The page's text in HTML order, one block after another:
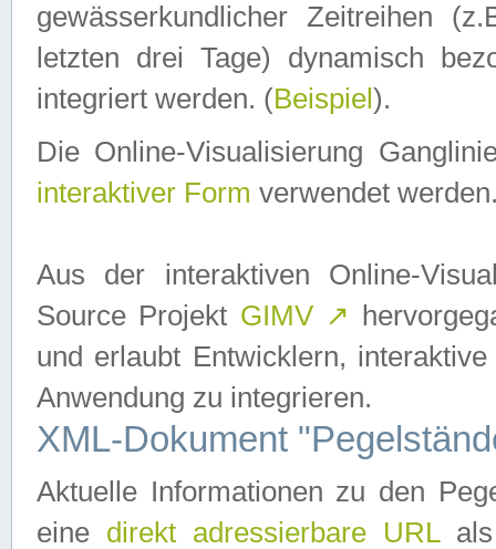
gewässerkundlicher Zeitreihen
letzten drei Tage) dynamisch
integriert werden. (Beispiel ).
Die Online-Visualisierung
interaktiver Form verwendet
Aus der interaktiven Online-
Source Projekt GIMV ↗
und erlaubt Entwicklern,
Anwendung zu integrieren.
XML-Dokument
Aktuelle Informationen zu den
eine direkt adressierbare URLals